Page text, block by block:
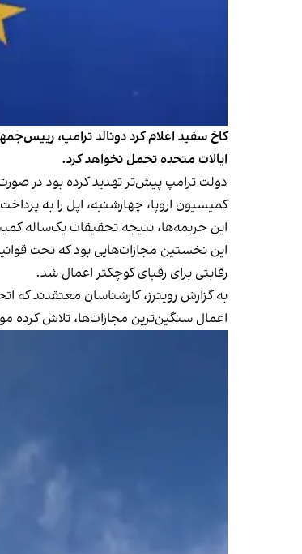
کاخ سفید اعلام کرد دونالد ترامپ،
ایالات متحده تحمل نخواهد کرد.
دولت ترامپ پیش‌تر تهدید کرده بود در
کمیسیون اروپا، چهارشنبه، اپل را به پرداخت ۵۰۰ میلیون یورو و متا را به پرداخت ۲۰۰ میلیون یورو جریمه محکوم کرد.
این جریمه‌ها، نتیجه تحقیقات یک‌ساله
رقابتی برای رقبای کوچکتر اعمال شد.
به گزارش رویترز، کارشناسان معتقدند که
اعمال سنگین‌ترین مجازات‌ها، تلاش کرده